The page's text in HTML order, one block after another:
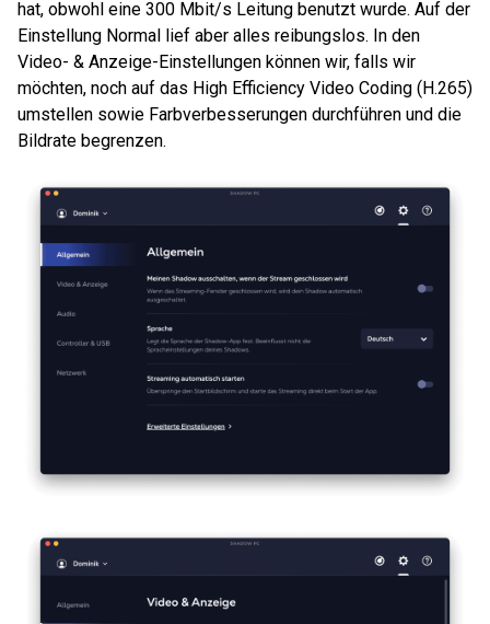
hat, obwohl eine 300 Mbit/s Leitung benutzt wurde. Auf der
Einstellung Normal lief aber alles reibungslos. In den
Video- & Anzeige-Einstellungen können wir, falls wir
möchten, noch auf das High Efficiency Video Coding (H.265)
umstellen sowie Farbverbesserungen durchführen und die
Bildrate begrenzen.